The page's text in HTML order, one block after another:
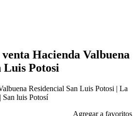
Hacienda Valbuena
Luis Potosi
Residencial San Luis Potosi | La
San luis Potosí
Agregar a favoritos